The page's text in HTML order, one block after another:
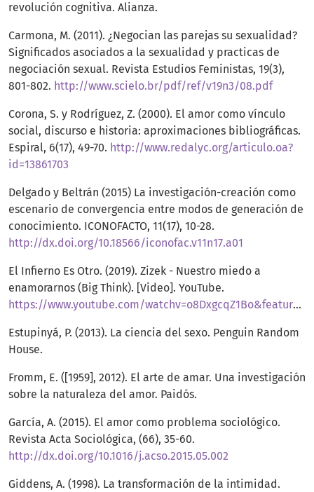
revolución cognitiva. Alianza.
Carmona, M. (2011). ¿Negocian las parejas su sexualidad?
Significados asociados a la sexualidad y practicas de
negociación sexual. Revista Estudios Feministas, 19(3),
801-802. http://www.scielo.br/pdf/ref/v19n3/08.pdf
Corona, S. y Rodríguez, Z. (2000). El amor como vínculo
social, discurso e historia: aproximaciones bibliográficas.
Espiral, 6(17), 49-70. http://www.redalyc.org/articulo.oa?
id=13861703
Delgado y Beltrán (2015) La investigación-creación como
escenario de convergencia entre modos de generación de
conocimiento. ICONOFACTO, 11(17), 10-28.
http://dx.doi.org/10.18566/iconofac.v11n17.a01
El Infierno Es Otro. (2019). Zizek - Nuestro miedo a
enamorarnos (Big Think). [Video]. YouTube.
https://www.youtube.com/watchv=o8DxgcqZ1Bo&feature=youtu.be
Estupinyá, P. (2013). La ciencia del sexo. Penguin Random
House.
Fromm, E. ([1959], 2012). El arte de amar. Una investigación
sobre la naturaleza del amor. Paidós.
García, A. (2015). El amor como problema sociológico.
Revista Acta Sociológica, (66), 35-60.
http://dx.doi.org/10.1016/j.acso.2015.05.002
Giddens, A. (1998). La transformación de la intimidad.